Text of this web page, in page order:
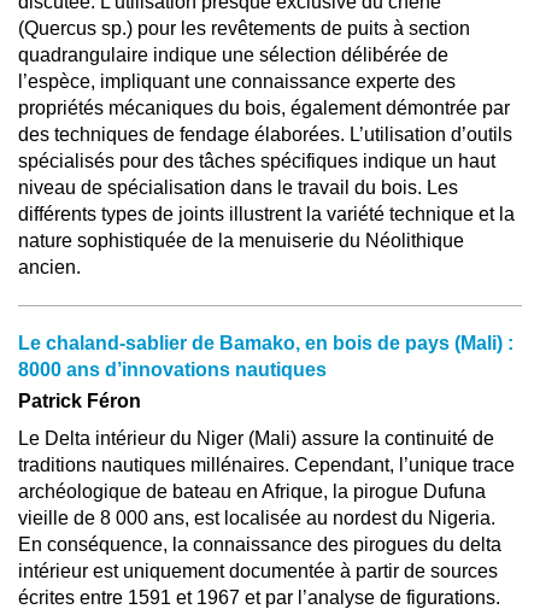
(Quercus sp.) pour les revêtements de puits à section
quadrangulaire indique une sélection délibérée de
l’espèce, impliquant une connaissance experte des
propriétés mécaniques du bois, également démontrée par
des techniques de fendage élaborées. L’utilisation d’outils
spécialisés pour des tâches spécifiques indique un haut
niveau de spécialisation dans le travail du bois. Les
différents types de joints illustrent la variété technique et la
nature sophistiquée de la menuiserie du Néolithique
ancien.
Le chaland-sablier de Bamako, en bois de pays (Mali) :
8000 ans d’innovations nautiques
Patrick Féron
Le Delta intérieur du Niger (Mali) assure la continuité de
traditions nautiques millénaires. Cependant, l’unique trace
archéologique de bateau en Afrique, la pirogue Dufuna
vieille de 8 000 ans, est localisée au nordest du Nigeria.
En conséquence, la connaissance des pirogues du delta
intérieur est uniquement documentée à partir de sources
écrites entre 1591 et 1967 et par l’analyse de figurations.